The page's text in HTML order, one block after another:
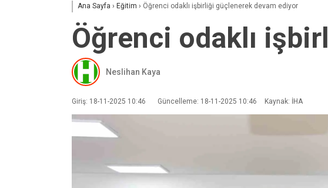
Ana Sayfa › Eğitim › Öğrenci odaklı işbirliği güçlenerek devam ediyor
Öğrenci odaklı
Neslihan Kaya
Giriş: 18-11-2025 10:46 Güncelleme: 18-11-2025 10:46 Kaynak: İHA